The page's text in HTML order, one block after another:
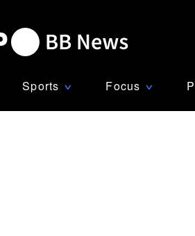
Sports ∨ Focus ∨